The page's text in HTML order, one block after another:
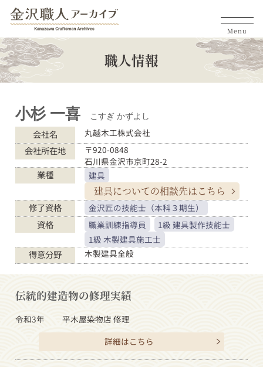
Menu
職人情報
小杉 一喜 こすぎ かずよし
会社名 丸越木工株式会社
会社所在地
〒920-0848
石川県金沢市京町28-2
業種 建具
建具についての相談先はこちら
修了資格 金沢匠の技能士（本科３期生）
資格 職業訓練指導員
1級 建具製作技能士
1級 木製建具施工士
得意分野 木製建具全般
伝統的建造物の修理実績
令和3年
平木屋染物店 修理
詳細はこちら